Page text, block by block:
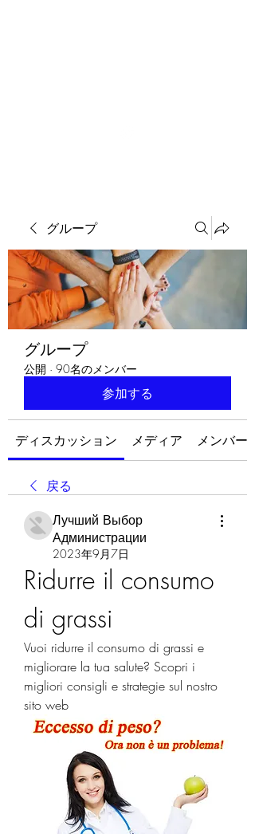
グループ
グループ
公開 · 90名のメンバー
参加する
ディスカッション メディア メンバー
戻る
Лучший Выбор
Администрации
2023年9月7日
Ridurre il consumo
di grassi
Vuoi ridurre il consumo di grassi e
migliorare la tua salute? Scopri i
migliori consigli e strategie sul nostro
sito web